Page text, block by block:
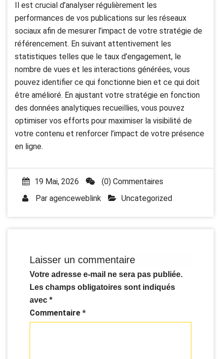
Il est crucial d’analyser régulièrement les
performances de vos publications sur les réseaux
sociaux afin de mesurer l’impact de votre stratégie de
référencement. En suivant attentivement les
statistiques telles que le taux d’engagement, le
nombre de vues et les interactions générées, vous
pouvez identifier ce qui fonctionne bien et ce qui doit
être amélioré. En ajustant votre stratégie en fonction
des données analytiques recueillies, vous pouvez
optimiser vos efforts pour maximiser la visibilité de
votre contenu et renforcer l’impact de votre présence
en ligne.
19 Mai, 2026
(0) Commentaires
Par agenceweblink Uncategorized
Laisser un commentaire
Votre adresse e-mail ne sera pas publiée.
Les champs obligatoires sont indiqués
avec *
Commentaire *